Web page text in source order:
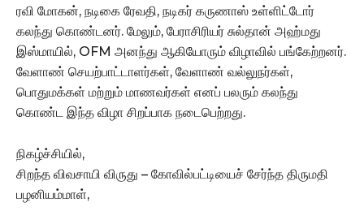
ரவி மோகன், நடிகை ரேவதி, நடிகர் கருணாஸ் உள்ளிட்டோர்
கலந்து கொண்டனர். மேலும், பேராசிரியர் சுல்தான் அஹ்மது
இஸ்மாயில், OFM அனந்து ஆகியோரும் விழாவில் பங்கேற்றனர்.
வேளாண் செயற்பாட்டாளர்கள், வேளாண் வல்லுநர்கள்,
பொதுமக்கள் மற்றும் மாணவர்கள் எனப் பலரும் கலந்து
கொண்ட இந்த விழா சிறப்பாக நடைபெற்றது.
நிகழ்ச்சியில்,
சிறந்த விவசாயி விருது – கோவில்பட்டியைச் சேர்ந்த திருமதி
பழனியம்மாள்,